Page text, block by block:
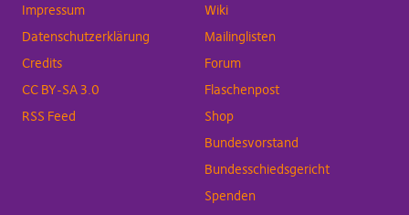
Impressum
Datenschutzerklärung
Credits
CC BY-SA 3.0
RSS Feed
Wiki
Mailinglisten
Forum
Flaschenpost
Shop
Bundesvorstand
Bundesschiedsgericht
Spenden